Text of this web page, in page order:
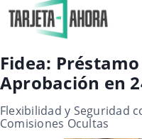
Fidea:
Aprobación en
Flexibilidad y Seguridad
Comisiones Ocultas